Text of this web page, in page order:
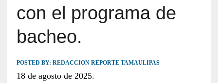
con el programa de
bacheo.
POSTED BY: REDACCION REPORTE TAMAULIPAS
18 de agosto de 2025.